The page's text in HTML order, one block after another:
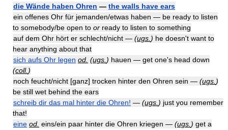
die Wände haben Ohren — the walls have ears
ein offenes Ohr für jemanden/etwas haben — be ready to listen
to somebody/be open to or ready to listen to something
auf dem Ohr hört er schlecht/nicht — (ugs. ) he doesn't want to
hear anything about that
sich aufs Ohr legen od. (ugs. ) hauen — get one's head down
(coll. )
noch feucht/nicht [ganz] trocken hinter den Ohren sein — (ugs. )
be still wet behind the ears
schreib dir das mal hinter die Ohren! — (ugs. ) just you remember
that!
eine od. eins/ein paar hinter die Ohren kriegen — (ugs. ) get a